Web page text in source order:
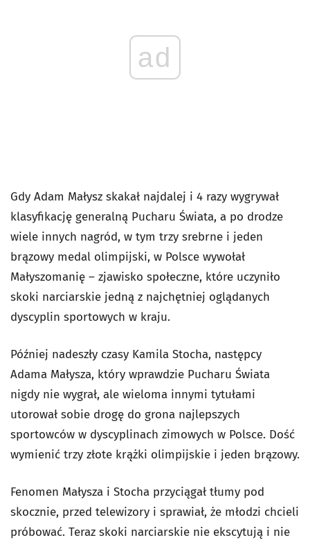
ad
Gdy Adam Małysz skakał najdalej i 4 razy wygrywał
klasyfikację generalną Pucharu Świata, a po drodze
wiele innych nagród, w tym trzy srebrne i jeden
brązowy medal olimpijski, w Polsce wywołał
Małyszomanię – zjawisko społeczne, które uczyniło
skoki narciarskie jedną z najchętniej oglądanych
dyscyplin sportowych w kraju.
Później nadeszły czasy Kamila Stocha, następcy
Adama Małysza, który wprawdzie Pucharu Świata
nigdy nie wygrał, ale wieloma innymi tytułami
utorował sobie drogę do grona najlepszych
sportowców w dyscyplinach zimowych w Polsce. Dość
wymienić trzy złote krążki olimpijskie i jeden brązowy.
Fenomen Małysza i Stocha przyciągał tłumy pod
skocznie, przed telewizory i sprawiał, że młodzi chcieli
próbować. Teraz skoki narciarskie nie ekscytują i nie